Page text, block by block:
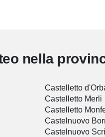
nella
Castelletto
Castelletto Merli
Castelletto
Castelnuovo
Castelnuovo